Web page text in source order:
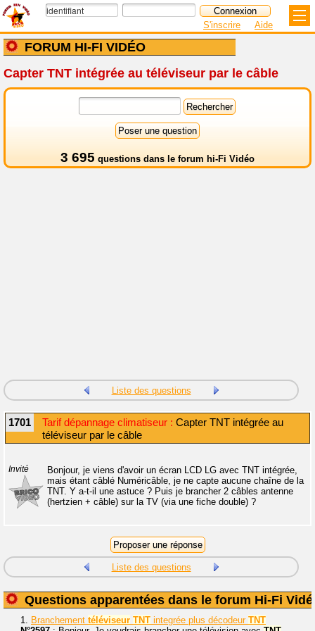
FORUM HI-FI VIDÉO
S'inscrire Aide
Capter TNT intégrée au téléviseur par le câble
3 695 questions dans le forum hi-Fi Vidéo
Liste des questions
1701 Tarif dépannage climatiseur : Capter TNT intégrée au
téléviseur par le câble
Invité
Bonjour, je viens d'avoir un écran LCD LG avec TNT intégrée,
mais étant câblé Numéricâble, je ne capte aucune chaîne de la
TNT. Y a-t-il une astuce ? Puis je brancher 2 câbles antenne
(hertzien + câble) sur la TV (via une fiche double) ?
Liste des questions
Questions apparentées dans le forum Hi-Fi
1. Branchement téléviseur TNT integrée plus décodeur TNT